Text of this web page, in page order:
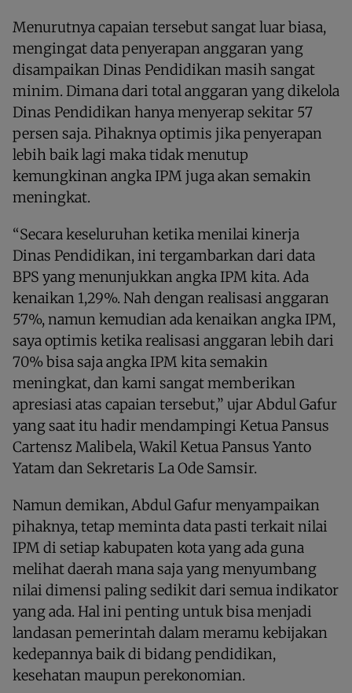
Menurutnya capaian tersebut sangat luar biasa,
mengingat data penyerapan anggaran yang
disampaikan Dinas Pendidikan masih sangat
minim. Dimana dari total anggaran yang dikelola
Dinas Pendidikan hanya menyerap sekitar 57
persen saja. Pihaknya optimis jika penyerapan
lebih baik lagi maka tidak menutup
kemungkinan angka IPM juga akan semakin
meningkat.
“Secara keseluruhan ketika menilai kinerja
Dinas Pendidikan, ini tergambarkan dari data
BPS yang menunjukkan angka IPM kita. Ada
kenaikan 1,29%. Nah dengan realisasi anggaran
57%, namun kemudian ada kenaikan angka IPM,
saya optimis ketika realisasi anggaran lebih dari
70% bisa saja angka IPM kita semakin
meningkat, dan kami sangat memberikan
apresiasi atas capaian tersebut,” ujar Abdul Gafur
yang saat itu hadir mendampingi Ketua Pansus
Cartensz Malibela, Wakil Ketua Pansus Yanto
Yatam dan Sekretaris La Ode Samsir.
Namun demikan, Abdul Gafur menyampaikan
pihaknya, tetap meminta data pasti terkait nilai
IPM di setiap kabupaten kota yang ada guna
melihat daerah mana saja yang menyumbang
nilai dimensi paling sedikit dari semua indikator
yang ada. Hal ini penting untuk bisa menjadi
landasan pemerintah dalam meramu kebijakan
kedepannya baik di bidang pendidikan,
kesehatan maupun perekonomian.